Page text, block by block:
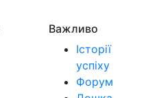
Важливо
Історії
успіху
Форум